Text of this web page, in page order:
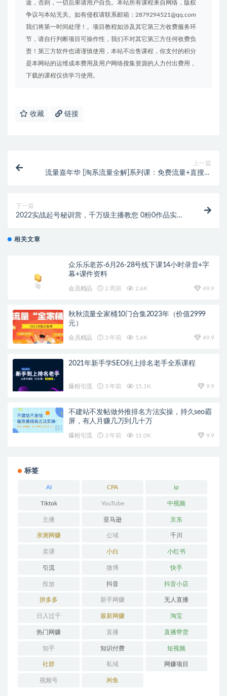
途，否则，一切后果请用户自负。本站所有课程来自网络，版权
争议与本站无关。如有侵权请联系邮箱：2879294521@qq.com
我们将第一时间处理！。项目教程如涉及其它第三方收费服务环
节，请自行判断项目可操作性，我们不对其它第三方任何收费负
责！第三方软件也请谨慎使用，本站不出售课程，你支付的积分
是本网站的运维成本费用及用户网络搜集资源的人力付出费用，
下载的课程仅供学习使用。
收藏 链接
上一篇
流量嘉年华 [淘系流量全解]系列课：免费流量+直搜结
下一篇
2022实战起号秘训营，千万级主播教您 0粉0作品实操
相关文章
众乐乐老苏·6月26-28号线下课14小时录音+字
幕+课件资料
会员精品 2 周前 2.6K 49.9
秋秋流量全家桶10门合集2023年（价值2999
元）
会员精品 3 年前 5.6K 49.9
2021年新手学SEO到上排名老手全系课程
爆粉引流 3 年前 15.1K 9.9
不建站不发帖做外推排名方法实操，持久seo霸
屏，有人月赚几万到几十万
爆粉引流 3 年前 11.0K 9.9
标签
AI CPA ip
Tiktok YouTube 中视频
主播 亚马逊 京东
亲测网赚 公域 千川
卖课 小白 小红书
引流 微博 快手
投放 抖音 抖音小店
拼多多 新手网赚 无人直播
日入过千 最新网赚 淘宝
热门网赚 直播 直播带货
知乎 知识付费 短视频
社群 私域 网赚项目
视频号 闲鱼